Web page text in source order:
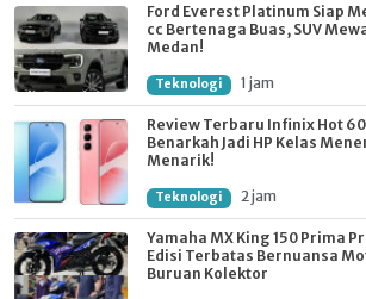
Ford Everest Platinum Siap
cc Bertenaga Buas, SUV
Medan!
Teknologi 1 jam
Review Terbaru Infinix Hot
Benarkah Jadi HP Kelas
Menarik!
Teknologi 2 jam
Yamaha MX King 150 Prima
Edisi Terbatas Bernuansa
Buruan Kolektor